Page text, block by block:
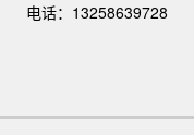
电话：13258639728